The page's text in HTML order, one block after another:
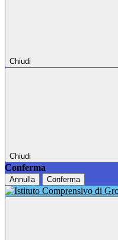
Chiudi
Chiudi
Conferma
Annulla Conferma